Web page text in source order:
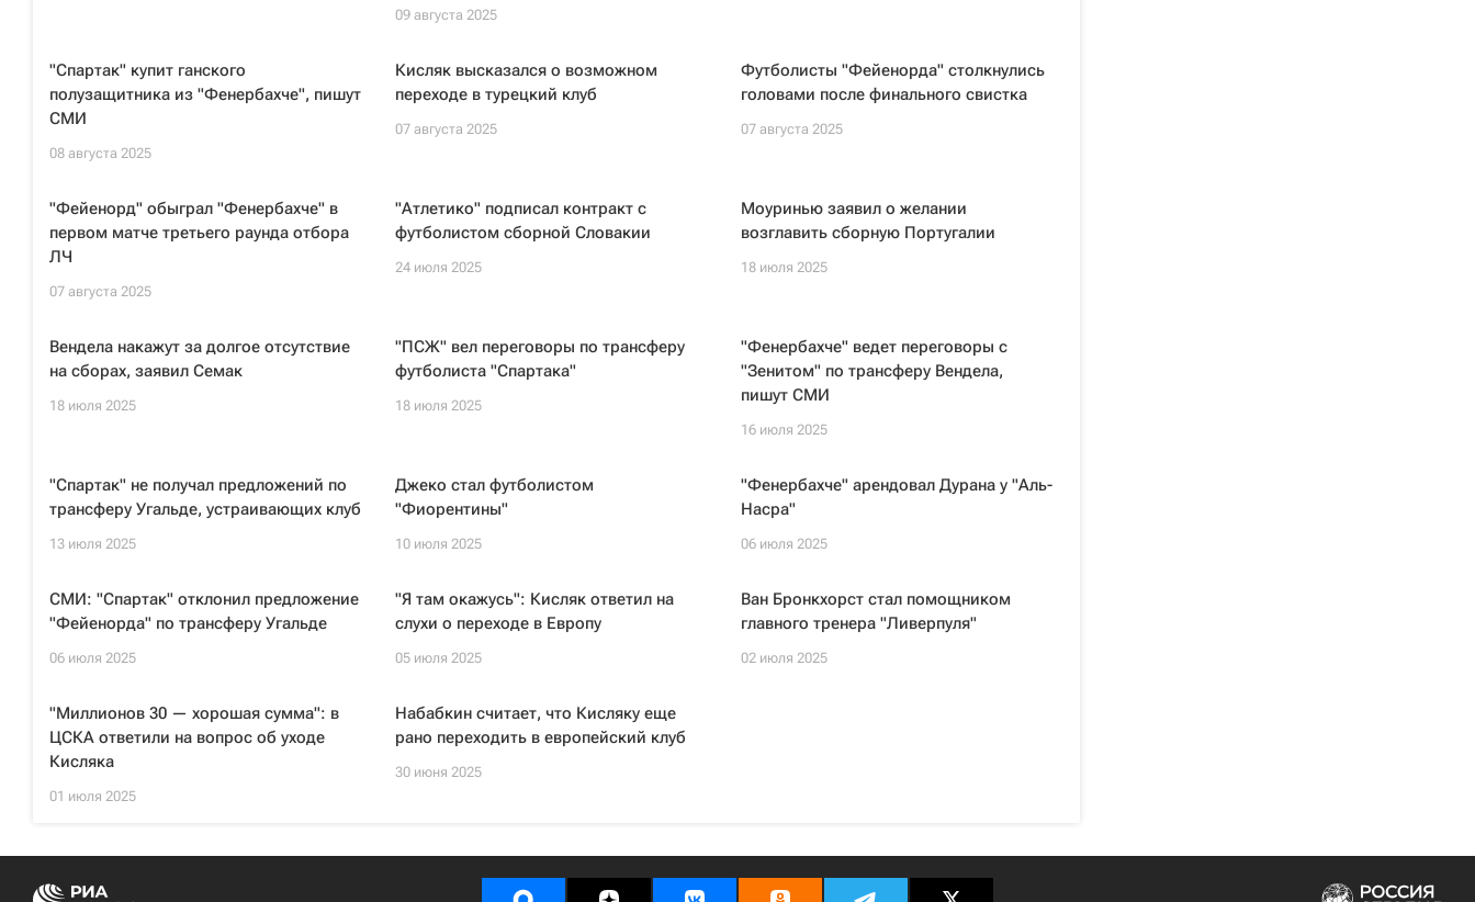
09 августа 2025
"Спартак" купит ганского
полузащитника из "Фенербахче", пишут
СМИ
08 августа 2025
Кисляк высказался о возможном
переходе в турецкий клуб
07 августа 2025
Футболисты "Фейенорда" столкнулись
головами после финального свистка
07 августа 2025
"Фейенорд" обыграл "Фенербахче" в
первом матче третьего раунда отбора
ЛЧ
07 августа 2025
"Атлетико" подписал контракт с
футболистом сборной Словакии
24 июля 2025
Моуринью заявил о желании
возглавить сборную Португалии
18 июля 2025
Вендела накажут за долгое отсутствие
на сборах, заявил Семак
18 июля 2025
"ПСЖ" вел переговоры по трансферу
футболиста "Спартака"
18 июля 2025
"Фенербахче" ведет переговоры с
"Зенитом" по трансферу Вендела,
пишут СМИ
16 июля 2025
"Спартак" не получал предложений по
трансферу Угальде, устраивающих клуб
13 июля 2025
Джеко стал футболистом
"Фиорентины"
10 июля 2025
"Фенербахче" арендовал Дурана у "Аль-
Насра"
06 июля 2025
СМИ: "Спартак" отклонил предложение
"Фейенорда" по трансферу Угальде
06 июля 2025
"Я там окажусь": Кисляк ответил на
слухи о переходе в Европу
05 июля 2025
Ван Бронкхорст стал помощником
главного тренера "Ливерпуля"
02 июля 2025
"Миллионов 30 — хорошая сумма": в
ЦСКА ответили на вопрос об уходе
Кисляка
01 июля 2025
Набабкин считает, что Кисляку еще
рано переходить в европейский клуб
30 июня 2025